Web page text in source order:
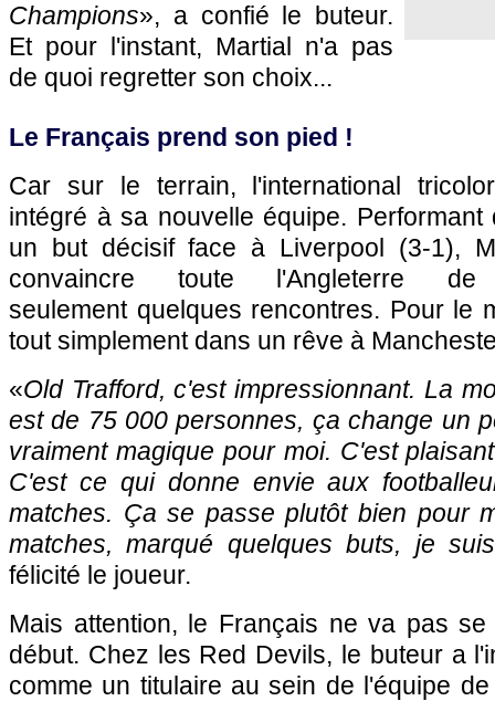
Champions», a confié le buteur.
Et pour l'instant, Martial n'a pas
de quoi regretter son choix...
Le Français prend son pied !
Car sur le terrain, l'international
intégré à sa nouvelle équipe.
un but décisif face à Liverpool (3-1),
convaincre toute l'Angleterre
seulement quelques rencontres. Pour le
tout simplement dans un rêve à
«Old Trafford, c'est impressionnant. La
est de 75 000 personnes, ça change un
vraiment magique pour moi. C'est
C'est ce qui donne envie aux
matches. Ça se passe plutôt bien pour
matches, marqué quelques buts, je
félicité le joueur.
Mais attention, le Français ne va pas
début. Chez les Red Devils, le buteur a
comme un titulaire au sein de l'équipe